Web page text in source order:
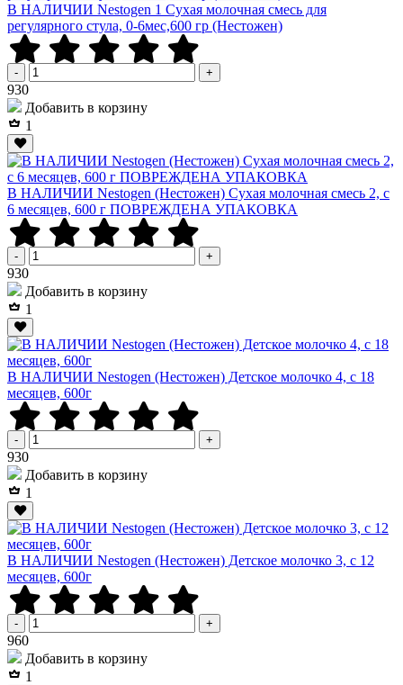
В НАЛИЧИИ Nestogen 1 Сухая молочная смесь для
регулярного стула, 0-6мес,600 гр (Нестожен)
- +
930Р
Добавить в корзину
1
В НАЛИЧИИ Nestogen (Нестожен) Сухая молочная смесь 2, c
6 месяцев, 600 г ПОВРЕЖДЕНА УПАКОВКА
- +
930Р
Добавить в корзину
1
В НАЛИЧИИ Nestogen (Нестожен) Детское молочко 4, c 18
месяцев, 600г
- +
930Р
Добавить в корзину
1
В НАЛИЧИИ Nestogen (Нестожен) Детское молочко 3, c 12
месяцев, 600г
- +
960Р
Добавить в корзину
1